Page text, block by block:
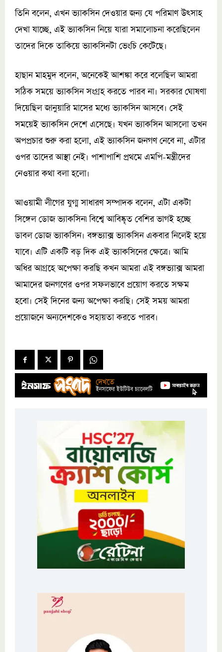
তিনি বলেন, এখন ভ্যাকসিন দেওয়ার জন্য যে পরিমাণ উৎসাহ
দেখা যাচ্ছে, এই ভ্যাকসিন নিয়ে যারা সমালোচনা করেছিলেন
তাদের দিকে তাকিয়ে ভ্যাকসিনটা ভেংচি কেটেছে।
হাছান মাহমুদ বলেন, অনেকেই আশঙ্কা করে বলেছিল আমরা
সঠিক সময়ে ভ্যাকসিন সংগ্রহ করতে পারব না। সরকার ঘোষণা
দিয়েছিল জানুয়ারি মাসের মধ্যে ভ্যাকসিন আসবে। সেই
সময়েই ভ্যাকসিন দেশে এসেছে। যখন ভ্যাকসিন আসলো তখন
অপপ্রচার শুরু করা হলো, এই ভ্যাকসিন জনগণ নেবে না, এটার
ওপর তাদের আস্থা নেই। পাশাপাশি প্রথমে এমপি-মন্ত্রীদের
নেওয়ার কথা বলা হলো।
আওয়ামী লীগের যুগ্ম সাধারণ সম্পাদক বলেন, এটা একটা
সিঙ্গেল ডোজ ভ্যাকসিন৷ বিশ্বে আবিষ্কৃত বেশির ভাগই হচ্ছে
ডাবল ডোজ ভ্যাকসিন। বঙ্গভ্যাক্স ভ্যাকসিন একবার নিলেই হয়ে
যাবে। এটি একটি বড় দিক এই ভ্যাকসিনের ক্ষেত্রে। আমি
অধির আগ্রহে অপেক্ষা করছি কখন আমরা এই বঙ্গভ্যাক্স আমরা
আমাদের জনগণের ওপর সফলভাবে প্রয়োগ করতে সক্ষম
হবো। সেই দিনের জন্য অপেক্ষা করছি। সেই সময় আমরা
প্রয়োজনে অন্যদেশকেও সহায়তা করতে পারব।